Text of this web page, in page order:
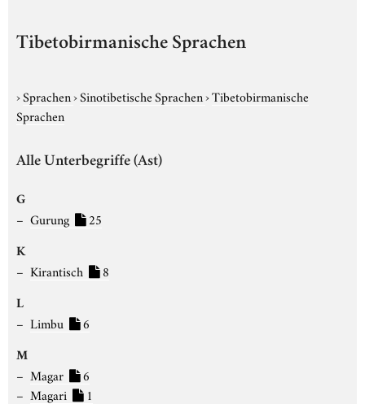
Tibetobirmanische Sprachen
›Sprachen›Sinotibetische Sprachen›Tibetobirmanische
Sprachen
Alle Unterbegriffe (Ast)
G
Gurung 25
K
Kirantisch 8
L
Limbu 6
M
Magar
6
Magari
1